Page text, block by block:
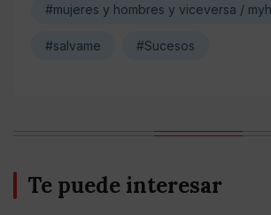
#mujeres y hombres y viceversa /
#salvame #Sucesos
Te puede interesar